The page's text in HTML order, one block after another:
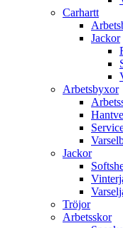
Carhartt
Jackor
Arbetsbyxor
Jackor
Tröjor
Arbetsskor